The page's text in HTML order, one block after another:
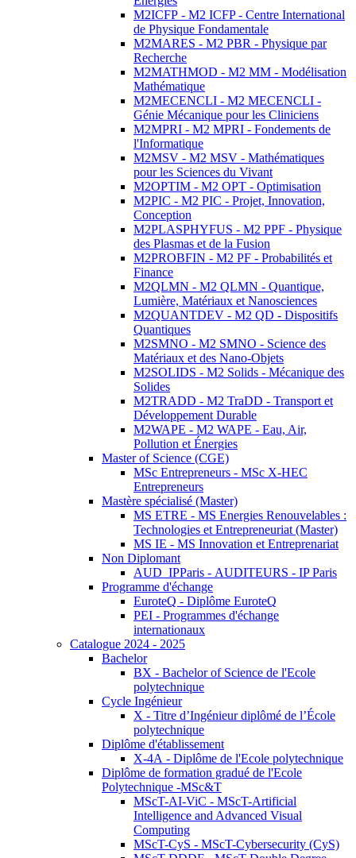
M2ICFP - M2 ICFP - Centre International
de Physique Fondamentale
M2MARES - M2 PBR - Physique par
Recherche
M2MATHMOD - M2 MM - Modélisation
Mathématique
M2MECENCLI - M2 MECENCLI -
Génie Mécanique pour les Cliniciens
M2MPRI - M2 MPRI - Fondements de
l'Informatique
M2MSV - M2 MSV - Mathématiques
pour les Sciences du Vivant
M2OPTIM - M2 OPT - Optimisation
M2PIC - M2 PIC - Projet, Innovation,
Conception
M2PLASPHYFUS - M2 PPF - Physique
des Plasmas et de la Fusion
M2PROBFIN - M2 PF - Probabilités et
Finance
M2QLMN - M2 QLMN - Quantique,
Lumière, Matériaux et Nanosciences
M2QUANTDEV - M2 QD - Dispositifs
Quantiques
M2SMNO - M2 SMNO - Science des
Matériaux et des Nano-Objets
M2SOLIDS - M2 Solids - Mécanique des
Solides
M2TRADD - M2 TraDD - Transport et
Développement Durable
M2WAPE - M2 WAPE - Eau, Air,
Pollution et Énergies
Master of Science (CGE)
MSc Entrepreneurs - MSc X-HEC
Entrepreneurs
Mastère spécialisé (Master)
MS ETRE - MS Energies Renouvelables :
Technologies et Entrepreneuriat (Master)
MS IE - MS Innovation et Entreprenariat
Non Diplomant
AUD_IPParis - AUDITEURS - IP Paris
Programme d'échange
EuroteQ - Diplôme EuroteQ
PEI - Programmes d'échange
internationaux
Catalogue 2024 - 2025
Bachelor
BX - Bachelor of Science de l'Ecole
polytechnique
Cycle Ingénieur
X - Titre d’Ingénieur diplômé de l’École
polytechnique
Diplôme d'établissement
X-4A - Diplôme de l'Ecole polytechnique
Diplôme de formation gradué de l'Ecole
Polytechnique -MSc&T
MScT-AI-ViC - MScT-Artificial
Intelligence and Advanced Visual
Computing
MScT-CyS - MScT-Cybersecurity (CyS)